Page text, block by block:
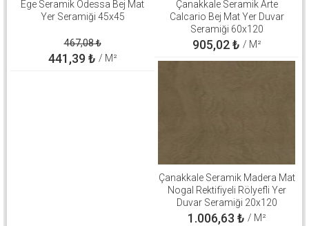
Ege Seramik Odessa Bej Mat
Yer Seramiği 45x45
467,08₺
441,39₺ / M²
Çanakkale Seramik Arte
Calcario Bej Mat Yer Duvar
Seramiği 60x120
310100906646
905,02₺ / M²
Çanakkale Seramik Madera Mat
Nogal Rektifiyeli Rölyefli Yer
Duvar Seramiği 20x120
310100503267
1.006,63 ₺ / M²